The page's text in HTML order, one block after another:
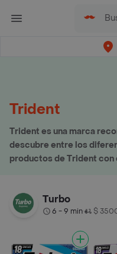
Trident
Trident es una marca
descubre entre los
productos de Trident con
Turbo
6 - 9 min• $